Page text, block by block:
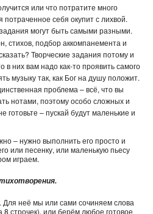
или что потратите много
себя окупит с лихвой.
могут быть самыми разными.
стихов, подбор аккомпанемента и
Творческие задания потому и
в них вам надо как-то проявить самого
музыку так, как Бог на душу положит.
проблема – всё, что вы
нотами, поэтому особо сложных и
готовьте – пускай будут маленькие и
– нужно выполнить его просто и
или песенку, или маленькую пьесу
играем.
Для неё мы или сами сочиняем слова
строчек), или берём любое готовое